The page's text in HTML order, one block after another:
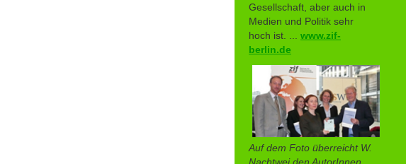
Gesellschaft, aber auch in
Medien und Politik sehr
hoch ist. ... www.zif-
berlin.de
Auf dem Foto überreicht W.
Nachtwei den AutorInnen